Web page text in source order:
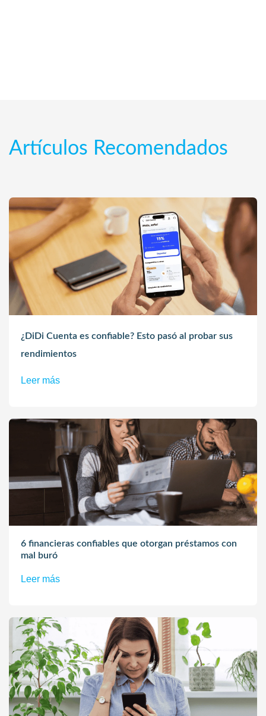
Artículos Recomendados
¿DiDi Cuenta es confiable? Esto pasó al probar sus
rendimientos
Leer más
6 financieras confiables que otorgan préstamos con
mal buró
Leer más